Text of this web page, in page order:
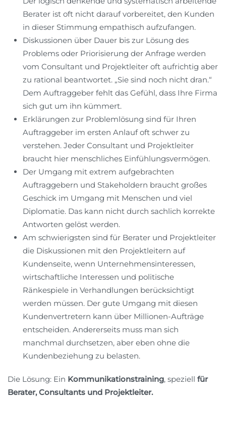
Berater ist oft nicht darauf vorbereitet, den Kunden
in dieser Stimmung empathisch aufzufangen.
Diskussionen über Dauer bis zur Lösung des
Problems oder Priorisierung der Anfrage werden
vom Consultant und Projektleiter oft aufrichtig aber
zu rational beantwortet. „Sie sind noch nicht dran.“
Dem Auftraggeber fehlt das Gefühl, dass Ihre Firma
sich gut um ihn kümmert.
Erklärungen zur Problemlösung sind für Ihren
Auftraggeber im ersten Anlauf oft schwer zu
verstehen. Jeder Consultant und Projektleiter
braucht hier menschliches Einfühlungsvermögen.
Der Umgang mit extrem aufgebrachten
Auftraggebern und Stakeholdern braucht großes
Geschick im Umgang mit Menschen und viel
Diplomatie. Das kann nicht durch sachlich korrekte
Antworten gelöst werden.
Am schwierigsten sind für Berater und Projektleiter
die Diskussionen mit den Projektleitern auf
Kundenseite, wenn Unternehmensinteressen,
wirtschaftliche Interessen und politische
Ränkespiele in Verhandlungen berücksichtigt
werden müssen. Der gute Umgang mit diesen
Kundenvertretern kann über Millionen-Aufträge
entscheiden. Andererseits muss man sich
manchmal durchsetzen, aber eben ohne die
Kundenbeziehung zu belasten.
Die Lösung: Ein Kommunikationstraining, speziell für
Berater, Consultants und Projektleiter.